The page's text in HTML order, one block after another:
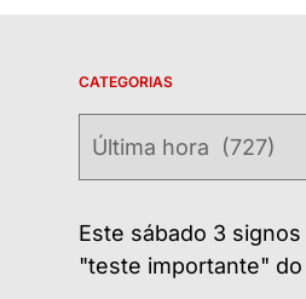
CATEGORIAS
Categorias
Este sábado 3
"teste importante"